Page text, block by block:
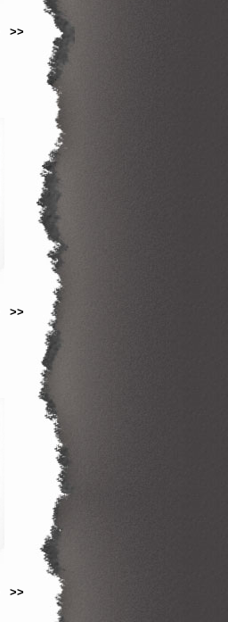
>>
>>
>>